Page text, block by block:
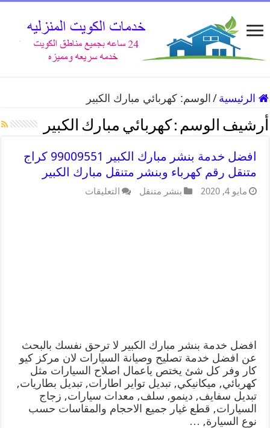
الرئيسية / الوسم:كهربائي مبارك الكبير
أرشيف الوسم : كهربائي مبارك الكبير
افضل خدمة بنشر مبارك الكبير 99009551 كراج
متنقل رقم كهرباء وبنشر متنقل مبارك الكبير
مايو 4, 2020 بنشر متنقل التعليقات
افضل خدمة بنشر مبارك الكبير لا ترحق نفسك بالبحث
عن افضل خدمة تصليح وصيانة السيارات لان مركز كيو
كار وفر كل شئ يختص ياعمال اصلاح السيارات مثل
كهربائي, ميكانيكي, تبديل تواير اطارات, تبديل بطاريات,
تبديل سفايف, دينمو, سلف, معدات سيارات, زجاج
السيارات, قطع غيار جميع الاحجام والمقاسات حسب
نوع السيارة, …